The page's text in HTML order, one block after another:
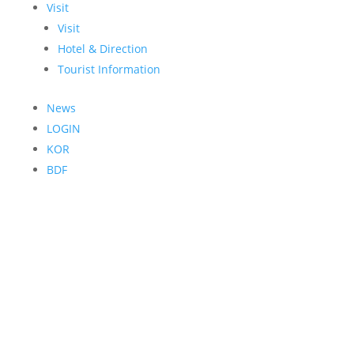
Visit
Visit
Hotel & Direction
Tourist Information
News
LOGIN
KOR
BDF